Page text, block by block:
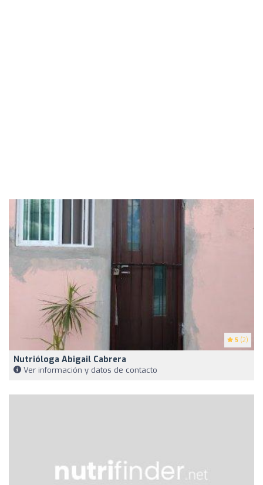
5 (2)
Nutrióloga Abigail Cabrera
Ver información y datos de contacto